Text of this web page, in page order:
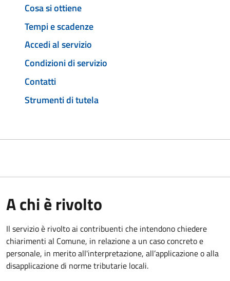
Cosa si ottiene
Tempi e scadenze
Accedi al servizio
Condizioni di servizio
Contatti
Strumenti di tutela
A chi è rivolto
Il servizio è rivolto ai contribuenti che intendono chiedere
chiarimenti al Comune, in relazione a un caso concreto e
personale, in merito all'interpretazione, all’applicazione o alla
disapplicazione di norme tributarie locali.